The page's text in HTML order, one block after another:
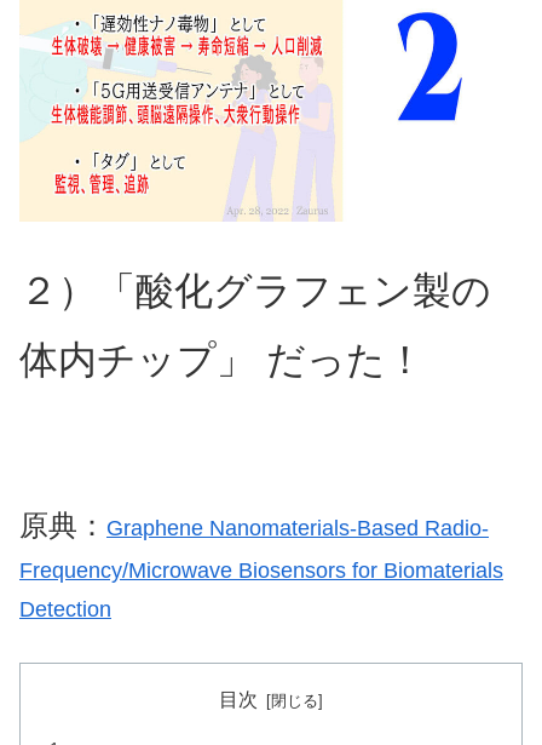
２）「酸化グラフェン製の
体内チップ」 だった！
原典： Graphene Nanomaterials-Based Radio-
Frequency/Microwave Biosensors for Biomaterials
Detection
目次